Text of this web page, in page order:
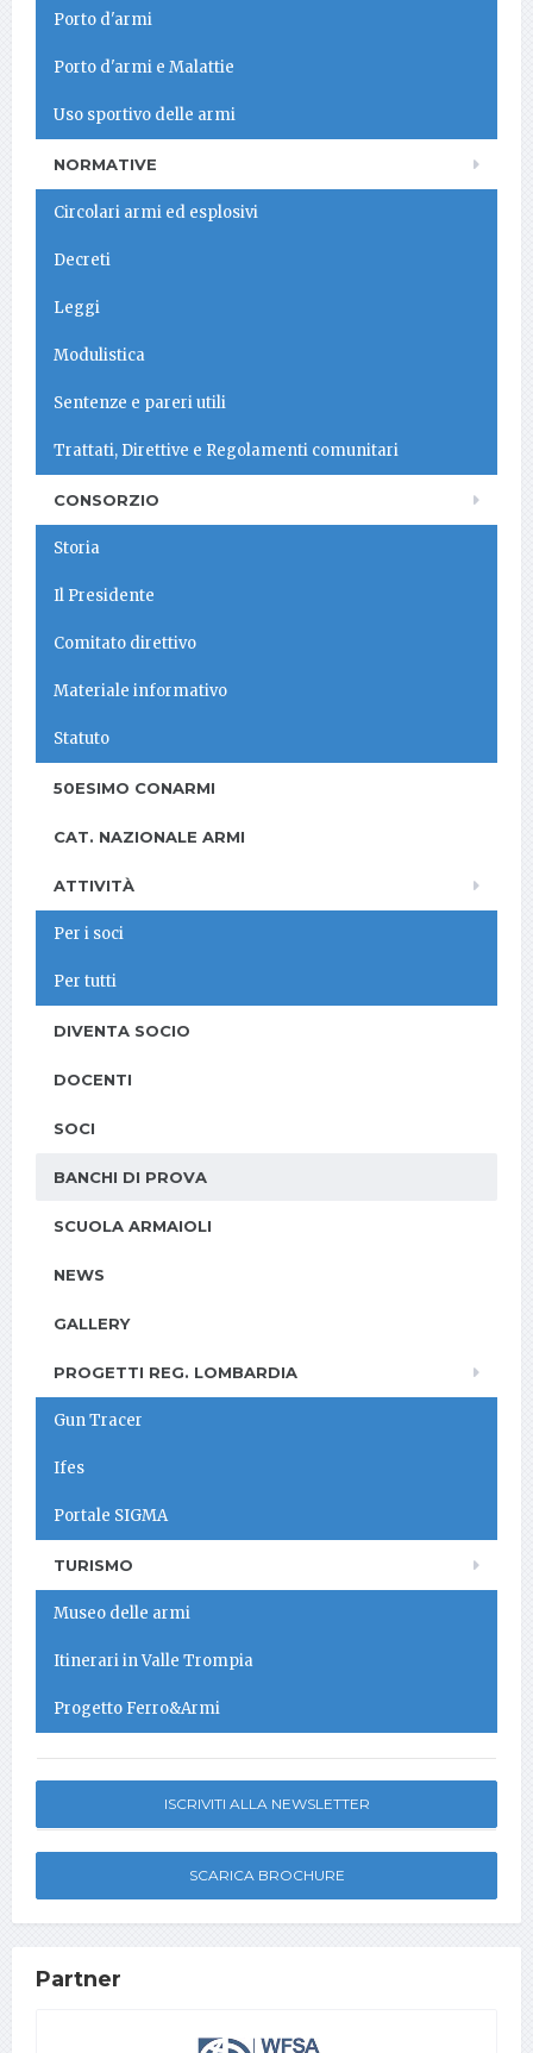
Porto d'armi
Porto d'armi e Malattie
Uso sportivo delle armi
NORMATIVE
Circolari armi ed esplosivi
Decreti
Leggi
Modulistica
Sentenze e pareri utili
Trattati, Direttive e Regolamenti comunitari
CONSORZIO
Storia
Il Presidente
Comitato direttivo
Materiale informativo
Statuto
50ESIMO CONARMI
CAT. NAZIONALE ARMI
ATTIVITÀ
Per i soci
Per tutti
DIVENTA SOCIO
DOCENTI
SOCI
BANCHI DI PROVA
SCUOLA ARMAIOLI
NEWS
GALLERY
PROGETTI REG. LOMBARDIA
Gun Tracer
Ifes
Portale SIGMA
TURISMO
Museo delle armi
Itinerari in Valle Trompia
Progetto Ferro&Armi
ISCRIVITI ALLA NEWSLETTER
SCARICA BROCHURE
Partner